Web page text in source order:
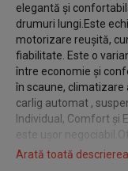
elegantă și
drumuri lungi.Este
motorizare reușită,
fiabilitate. Este o
între economie și
în scaune,
carlig automat ,
Individual, Comfort și
este ușor
reali.Accept orice test.
Arată toată descrierea